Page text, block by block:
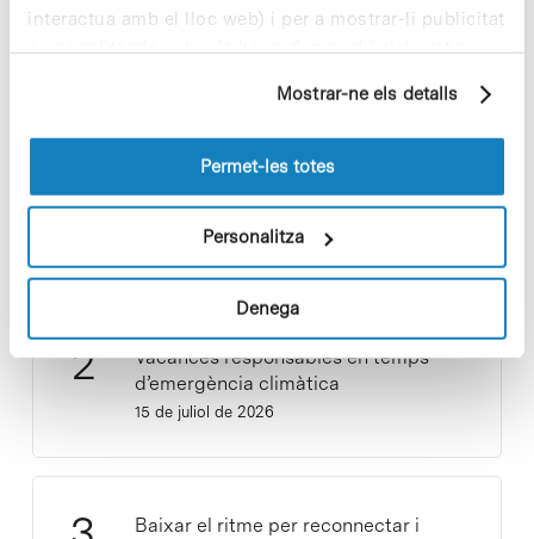
interactua amb el lloc web) i per a mostrar-li publicitat
personalitzada sobre la base d'un perfil elaborat a
pàgines visitades). Per a obtenir més informació sobre
les cookies pot consultar laPolítica de cookiesdel
Mostrar-ne els detalls
Permet-les totes
Personalitza
Denega
Cuidar el territori és sostenibilitat
29 de juliol de 2026
Vacances responsables en temps
d’emergència climàtica
15 de juliol de 2026
Baixar el ritme per reconnectar i